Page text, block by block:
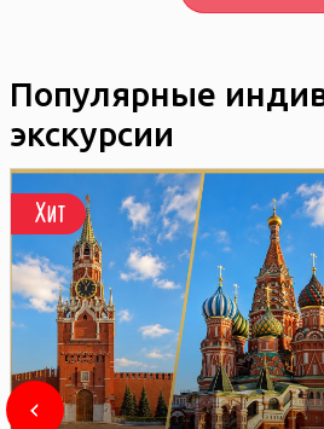
Популярные
экскурсии
Хит